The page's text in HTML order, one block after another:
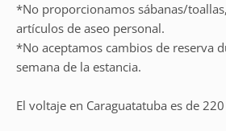
*No proporcionamos sábanas/
artículos de aseo personal.
*No aceptamos cambios de reserva
semana de la estancia.
El voltaje en Caraguatatuba es de 220